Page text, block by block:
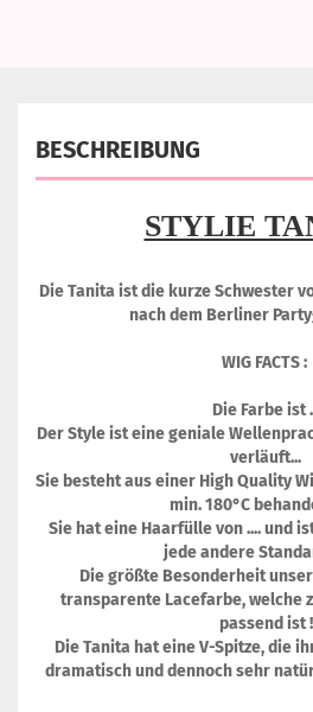
BESCHREIBUNG
STYLIE
Die Tanita ist die kurze Schwester
nach dem Berliner
WIG FACTS :
Die Farbe ist
Der Style ist eine geniale
verläuft...
Sie besteht aus einer High Quality
min. 180°C
Sie hat eine Haarfülle von .... und
jede andere
Die größte Besonderheit
transparente Lacefarbe, welche
passend ist !
Die Tanita hat eine V-Spitze, die
dramatisch und dennoch sehr